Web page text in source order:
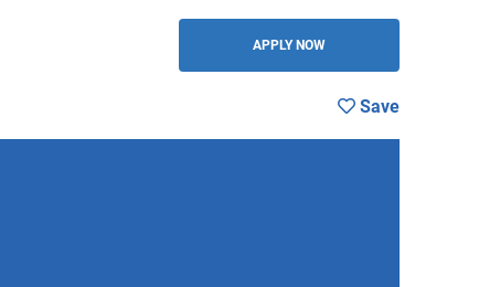
APPLY NOW
Save